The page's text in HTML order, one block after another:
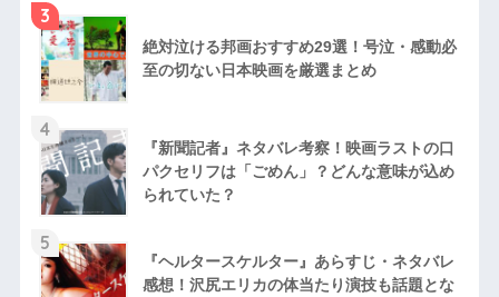
3
絶対泣ける邦画おすすめ29選！号泣・感動必
至の切ない日本映画を厳選まとめ
4
『新聞記者』ネタバレ考察！映画ラストの口
パクセリフは「ごめん」？どんな意味が込め
られていた？
5
『ヘルタースケルター』あらすじ・ネタバレ
感想！沢尻エリカの体当たり演技も話題とな